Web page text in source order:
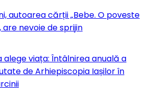
autoarea cărții „Bebe. O poveste
are nevoie de sprijin
alege viața: Întâlnirea anuală a
de Arhiepiscopia Iașilor în